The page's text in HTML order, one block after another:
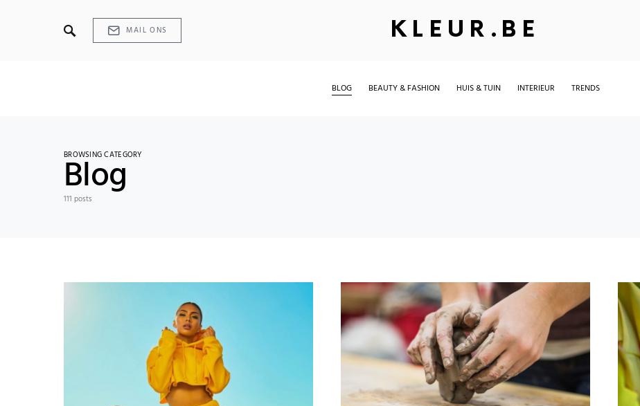
MAIL ONS KLEUR.BE
BLOG BEAUTY & FASHION HUIS & TUIN INTERIEUR TRENDS
BROWSING CATEGORY
Blog
111 posts